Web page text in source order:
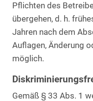
Pflichten des
übergehen, d. h.
Jahren nach dem
Auflagen, Änderung
möglich.
Gemäß § 33 Abs. 1